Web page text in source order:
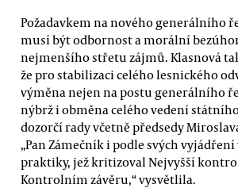
Požadavkem na nového generálního
musí být odbornost a morální
nejmenšího střetu zájmů. Klasnová
že pro stabilizaci celého lesnického
výměna nejen na postu generálního
nýbrž i obměna celého vedení
dozorčí rady včetně předsedy
„Pan Zámečník i podle svých
praktiky, jež kritizoval Nejvyšší
Kontrolním závěru,“ vysvětlila.